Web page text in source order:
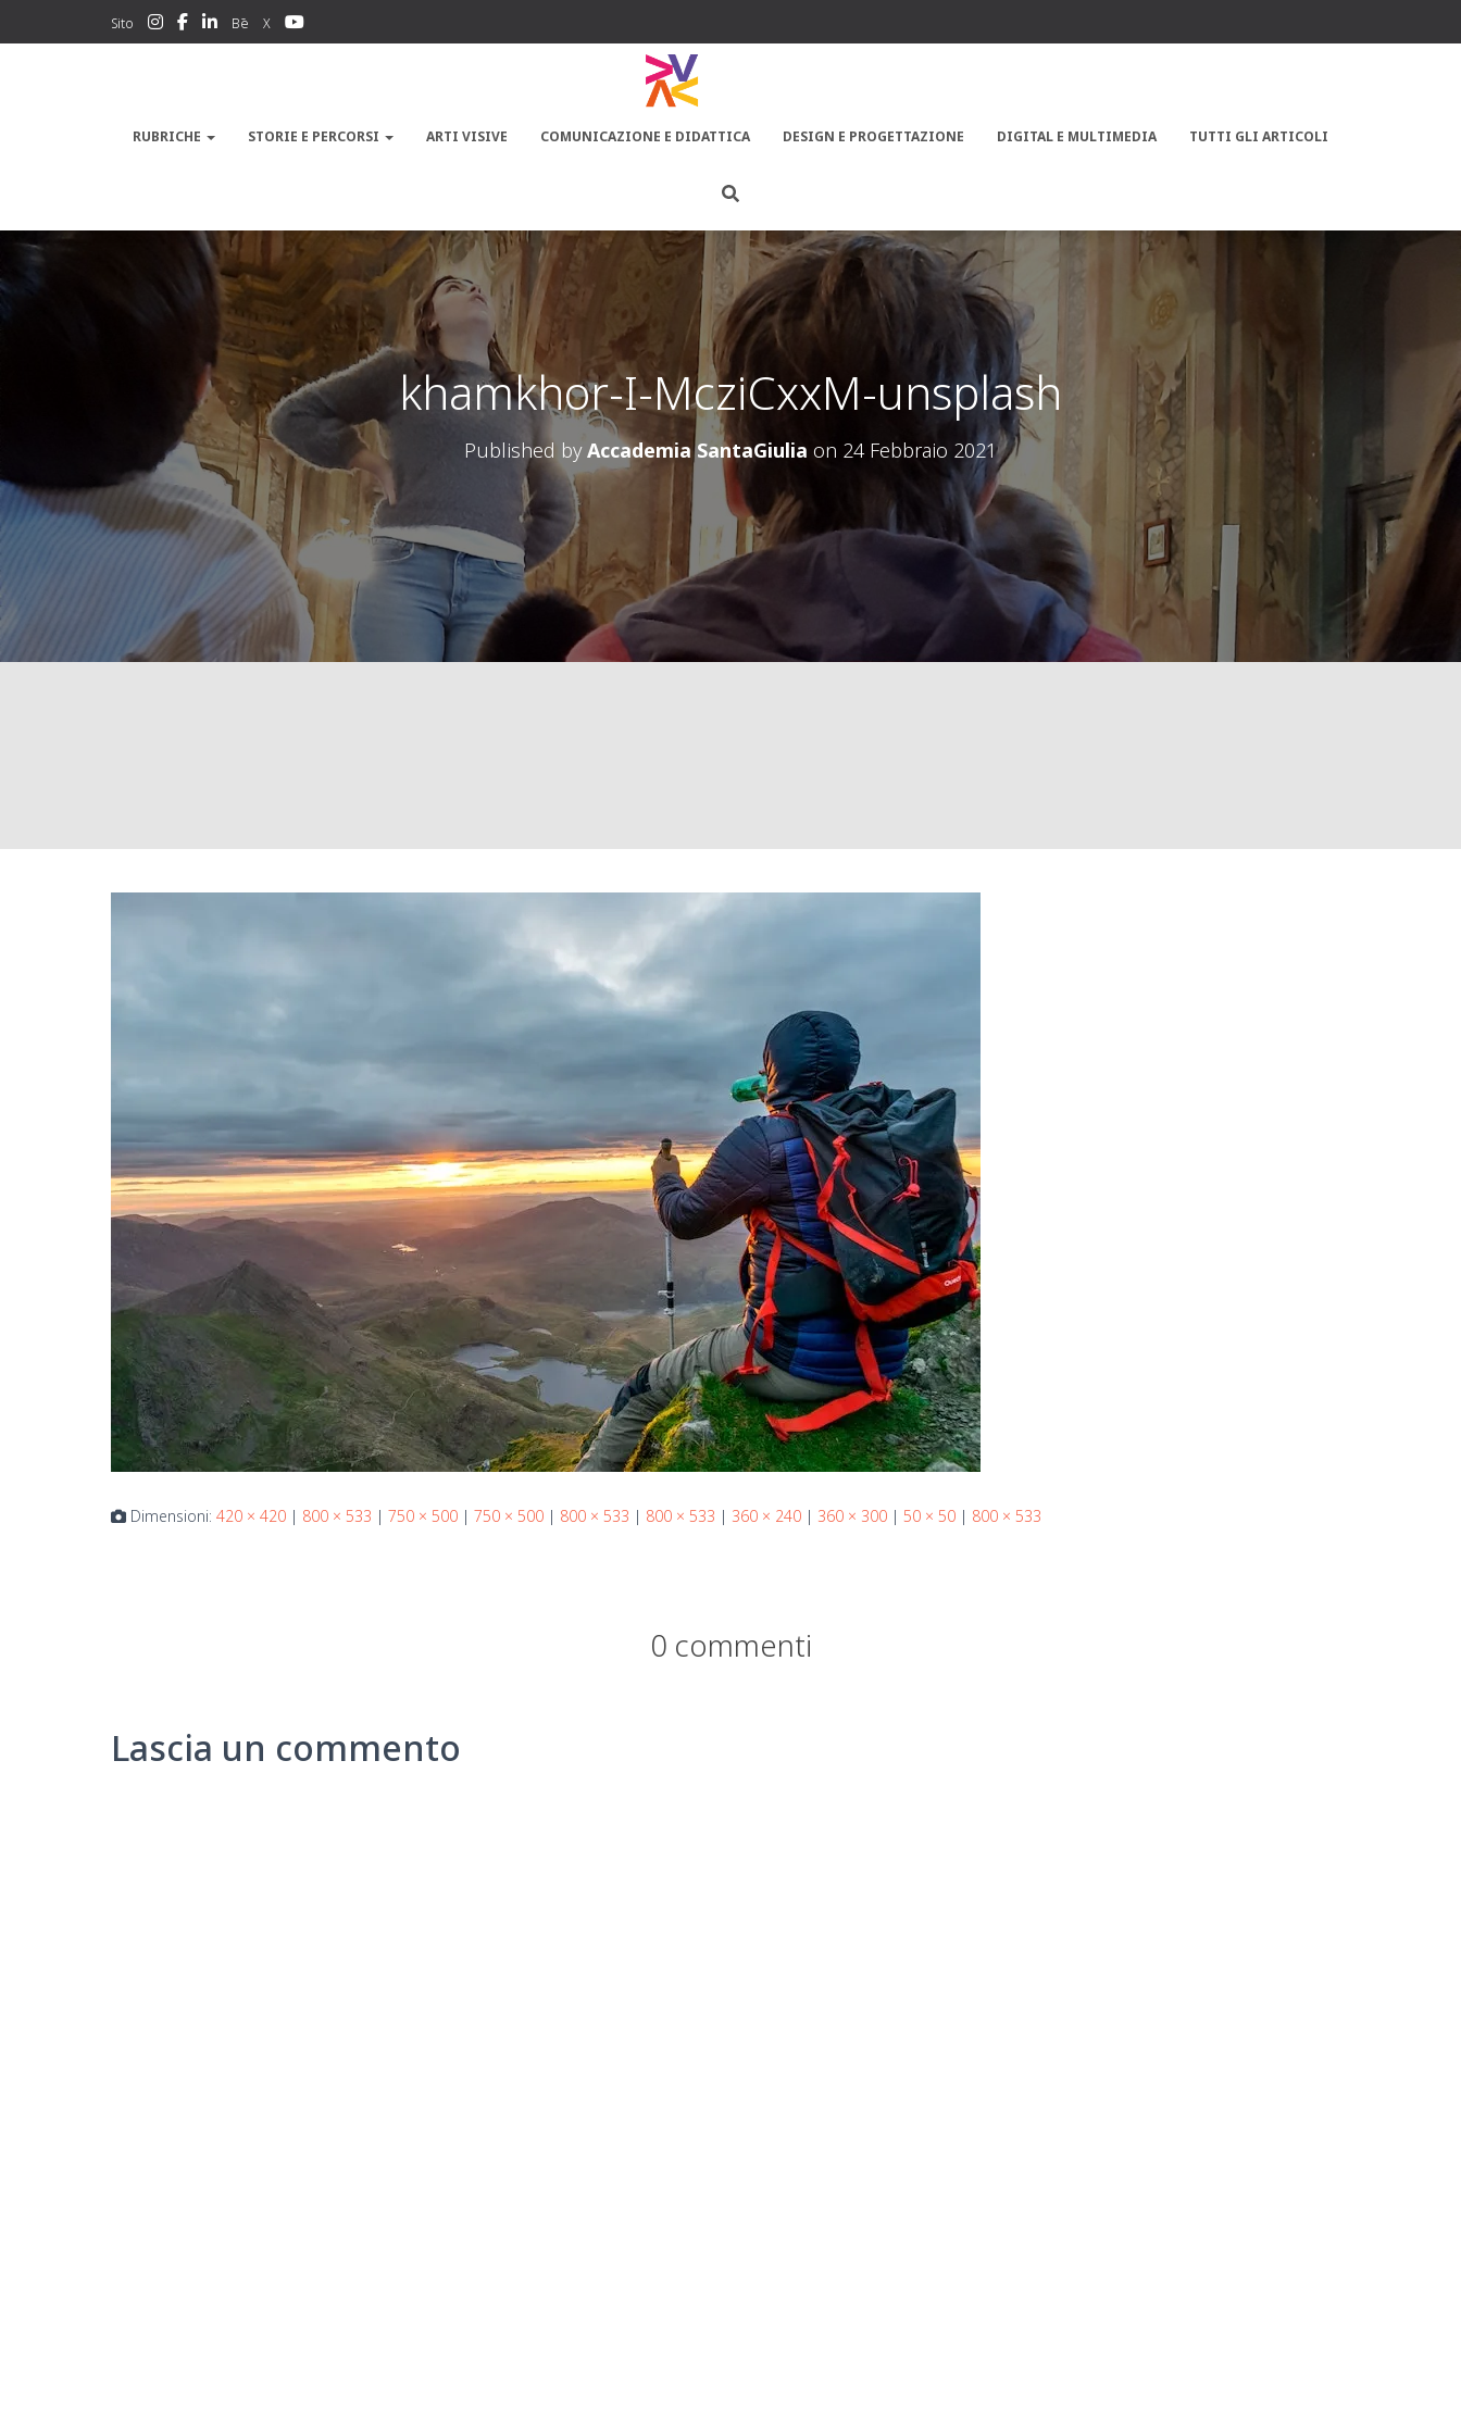
Sito Bē X
RUBRICHE STORIE E PERCORSI ARTI VISIVE COMUNICAZIONE E DIDATTICA DESIGN E PROGETTAZIONE DIGITAL E MULTIMEDIA TUTTI GLI ARTICOLI
khamkhor-I-McziCxxM-unsplash
Published byAccademia SantaGiulia on 24 Febbraio 2021
Dimensioni: 420 × 420 | 800 × 533 | 750 × 500 | 750 × 500 | 800 × 533 | 800 × 533 | 360 × 240 | 360 × 300 | 50 × 50 | 800 × 533
0 commenti
Lascia un commento